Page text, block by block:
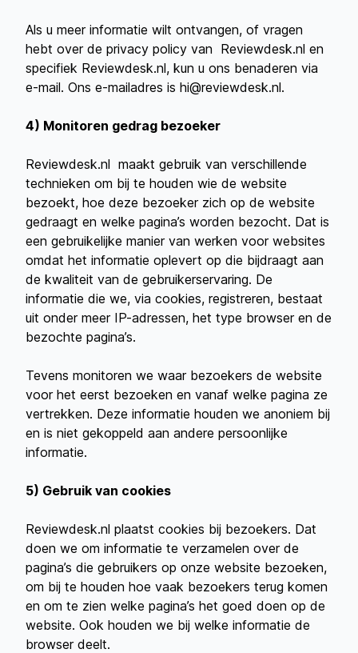
Als u meer informatie wilt ontvangen, of vragen
hebt over de privacy policy van Reviewdesk.nl en
specifiek Reviewdesk.nl, kun u ons benaderen via
e-mail. Ons e-mailadres is hi@reviewdesk.nl.
4) Monitoren gedrag bezoeker
Reviewdesk.nl maakt gebruik van verschillende
technieken om bij te houden wie de website
bezoekt, hoe deze bezoeker zich op de website
gedraagt en welke pagina’s worden bezocht. Dat is
een gebruikelijke manier van werken voor websites
omdat het informatie oplevert op die bijdraagt aan
de kwaliteit van de gebruikerservaring. De
informatie die we, via cookies, registreren, bestaat
uit onder meer IP-adressen, het type browser en de
bezochte pagina’s.
Tevens monitoren we waar bezoekers de website
voor het eerst bezoeken en vanaf welke pagina ze
vertrekken. Deze informatie houden we anoniem bij
en is niet gekoppeld aan andere persoonlijke
informatie.
5) Gebruik van cookies
Reviewdesk.nl plaatst cookies bij bezoekers. Dat
doen we om informatie te verzamelen over de
pagina’s die gebruikers op onze website bezoeken,
om bij te houden hoe vaak bezoekers terug komen
en om te zien welke pagina’s het goed doen op de
website. Ook houden we bij welke informatie de
browser deelt.